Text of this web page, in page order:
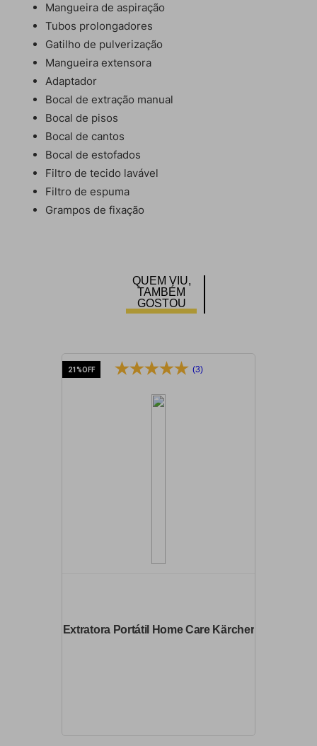
Mangueira de aspiração
Tubos prolongadores
Gatilho de pulverização
Mangueira extensora
Adaptador
Bocal de extração manual
Bocal de pisos
Bocal de cantos
Bocal de estofados
Filtro de tecido lavável
Filtro de espuma
Grampos de fixação
QUEM VIU,
TAMBÉM
GOSTOU
(3)
Extratora Portátil Home Care Kärcher
21%OFF